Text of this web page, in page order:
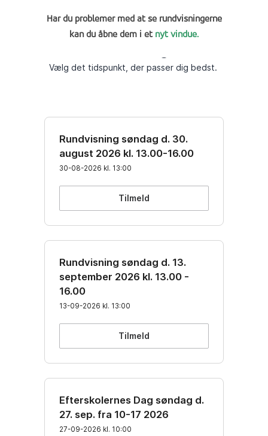
Har du problemer med at se rundvisningerne
kan du åbne dem i et nytvindue.